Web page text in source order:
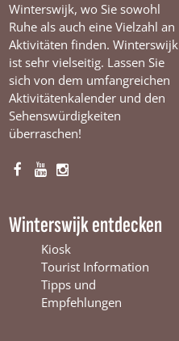
Winterswijk, wo Sie sowohl
Ruhe als auch eine Vielzahl an
Aktivitäten finden. Winterswijk
ist sehr vielseitig. Lassen Sie
sich von dem umfangreichen
Aktivitätenkalender und den
Sehenswürdigkeiten
überraschen!
F
e
Y
T
u
b
e
W
I
t
a
g
r
a
Winterswijk entdecken
Kiosk
Tourist Information
Tipps und
Empfehlungen